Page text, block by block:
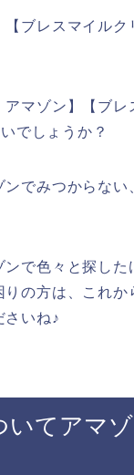
【ブレスマイル
マゾン】【ブ
でしょうか？
でみつからない
で色々と探した
の方は、これか
さいね♪
いてアマ